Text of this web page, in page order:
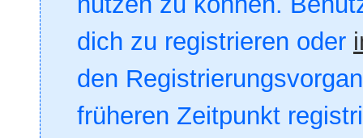
dich zu registrieren oder
den
früheren Zeitpunkt